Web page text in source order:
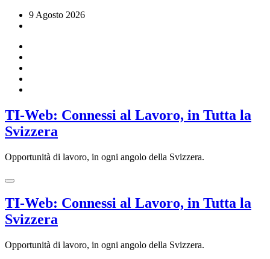
9 Agosto 2026
TI-Web: Connessi al Lavoro, in Tutta la
Svizzera
Opportunità di lavoro, in ogni angolo della Svizzera.
TI-Web: Connessi al Lavoro, in Tutta la
Svizzera
Opportunità di lavoro, in ogni angolo della Svizzera.